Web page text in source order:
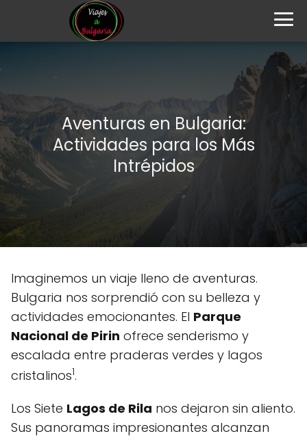
Aventuras en Bulgaria:
Actividades para los Más
Intrépidos
Imaginemos un viaje lleno de aventuras.
Bulgaria nos sorprendió con su belleza y
actividades emocionantes. El Parque
Nacional de Pirin ofrece senderismo y
escalada entre praderas verdes y lagos
cristalinos1.
Los Siete Lagos de Rila nos dejaron sin aliento.
Sus panoramas impresionantes alcanzan